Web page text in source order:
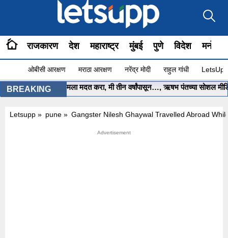
राजकारण देश महाराष्ट्र मुंबई पुणे विदेश
ओबीसी आरक्षण मराठा आरक्षण नरेंद्र मोदी राहुल गांधी
BREAKING
मुख्यमंत्री साहेब.. मला मदत करा, मी तीन वर्षांपासून…, ऋषभ पंतच्या सोशल मीडिया
Letsupp » pune » Gangster Nilesh Ghaywal Travelled Abroad